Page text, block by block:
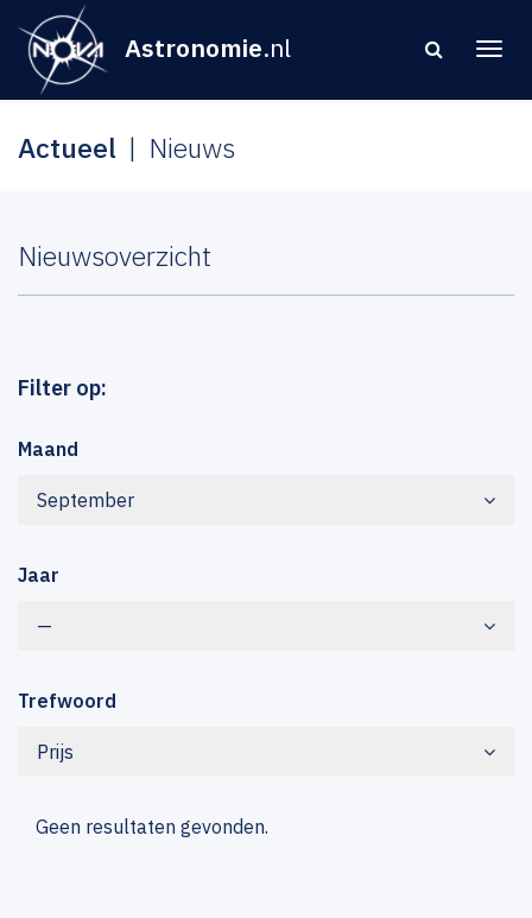
Astronomie.nl
Actueel Nieuws
Nieuwsoverzicht
Filter op:
Maand
September
Jaar
—
Trefwoord
Prijs
Geen resultaten gevonden.